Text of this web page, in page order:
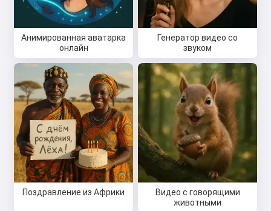
Анимированная аватарка
онлайн
Генератор видео со
звуком
Поздравление из Африки
Видео с говорящими
животными